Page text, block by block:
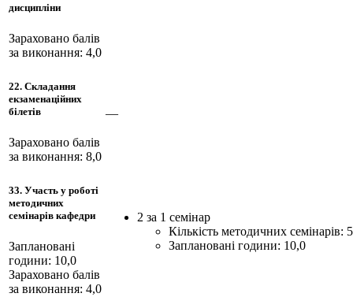
дисципліни
Зараховано балів
за виконання: 4,0
22. Складання
екзаменаційних
білетів
Зараховано балів
за виконання: 8,0
—
33. Участь у роботі
методичних
семінарів кафедри
Заплановані
години: 10,0
Зараховано балів
за виконання: 4,0
2 за 1 семінар
Кількість методичних семінарів:
Заплановані години: 10,0